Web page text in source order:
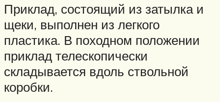
Приклад, состоящий из затылка и
щеки, выполнен из легкого
пластика. В походном положении
приклад телескопически
складывается вдоль ствольной
коробки.